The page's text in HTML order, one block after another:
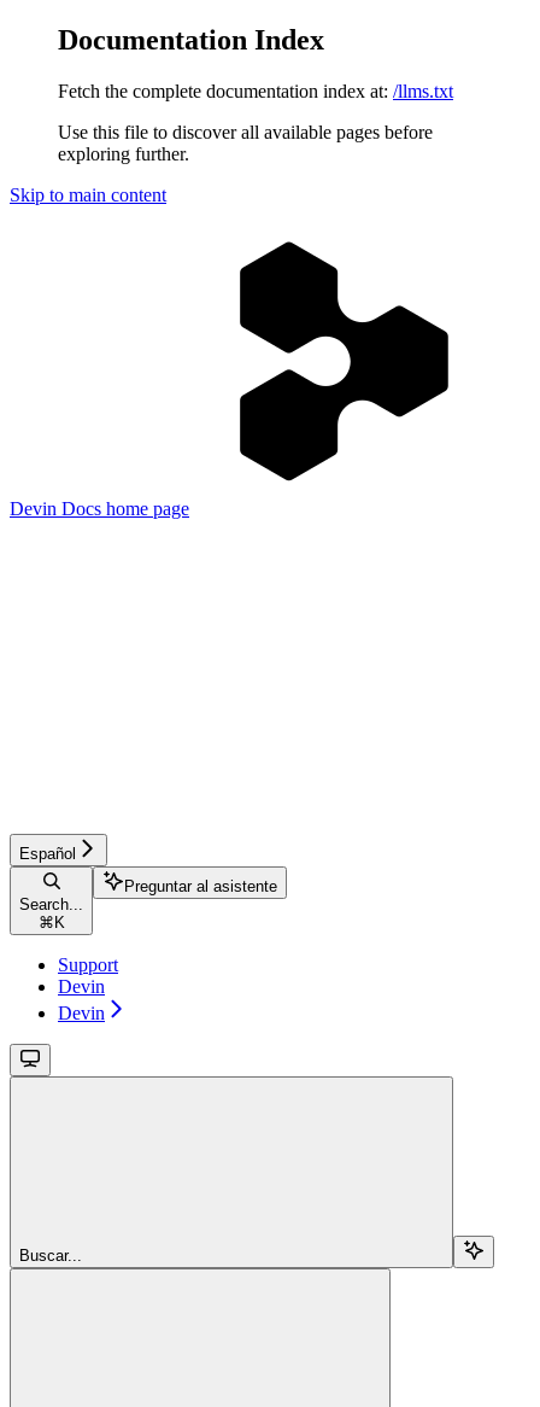
Documentation Index
Fetch the complete documentation index at: /llms.txt
Use this file to discover all available pages before
exploring further.
Skip to main content
Devin Docs home page
Español
Search...
⌘ K
Preguntar al asistente
Support
Devin
Devin
Buscar...